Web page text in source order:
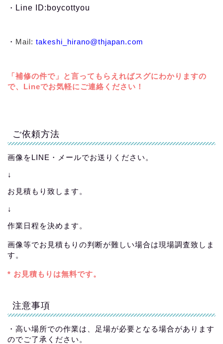
・ Line ID:boycottyou
・ Mail: takeshi_hirano@thjapan.com
「補修の件で」と言ってもらえればスグにわかりますの
で、Lineでお気軽にご連絡ください！
ご依頼方法
画像をLINE・メールでお送りください。
↓
お見積もり致します。
↓
作業日程を決めます。
画像等でお見積もりの判断が難しい場合は現場調査致しま
す。
* お見積もりは無料です。
注意事項
・高い場所での作業は、足場が必要となる場合があります
のでご了承ください。